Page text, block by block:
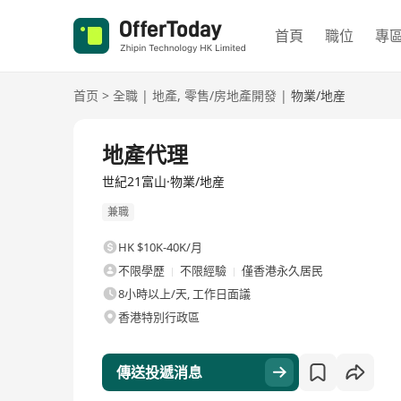
首頁 職位 專
首页 > 全職 | 地產, 零售/房地產開發 | 物業/地産
地產代理
世紀21富山·物業/地産
兼職
HK $10K-40K/月
不限學歷
不限經驗
僅香港永久居民
8小時以上/天, 工作日面議
香港特別行政區
傳送投遞消息